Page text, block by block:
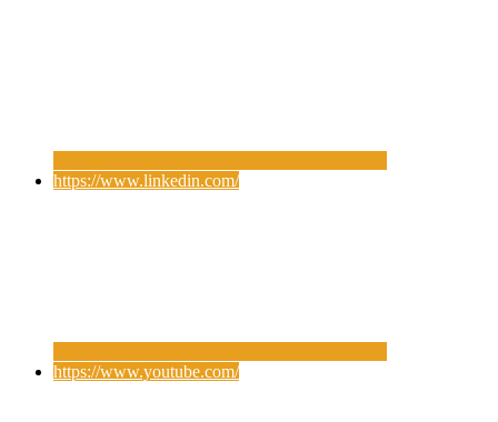
https://www.linkedin.com/
https://www.youtube.com/